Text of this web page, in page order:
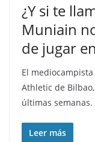
¿Y si te
Muniain
de jugar
El
Athletic de
últimas semanas.
Leer más